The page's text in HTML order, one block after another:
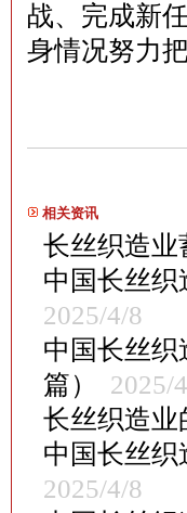
战、完成新
身情况努力
相关资讯
长丝织造业
中国长丝织
2025/4/8
中国长丝织
篇）
2025/
长丝织造业
中国长丝织
2025/4/8